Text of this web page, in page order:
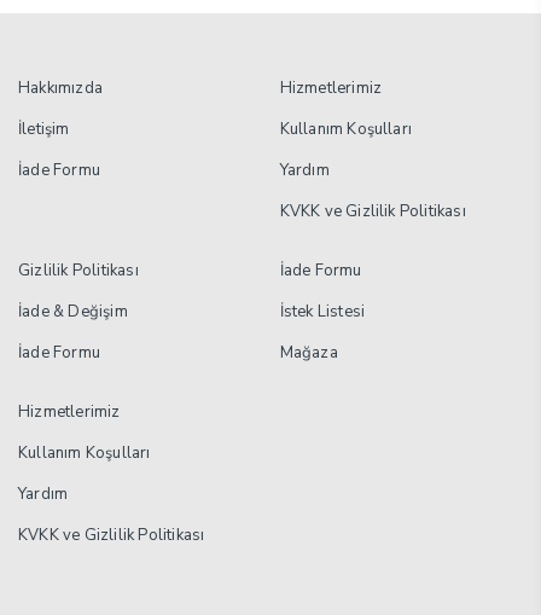
Hakkımızda
İletişim
İade Formu
Hizmetlerimiz
Kullanım Koşulları
Yardım
KVKK ve Gizlilik Politikası
Gizlilik Politikası
İade & Değişim
İade Formu
İade Formu
İstek Listesi
Mağaza
Hizmetlerimiz
Kullanım Koşulları
Yardım
KVKK ve Gizlilik Politikası